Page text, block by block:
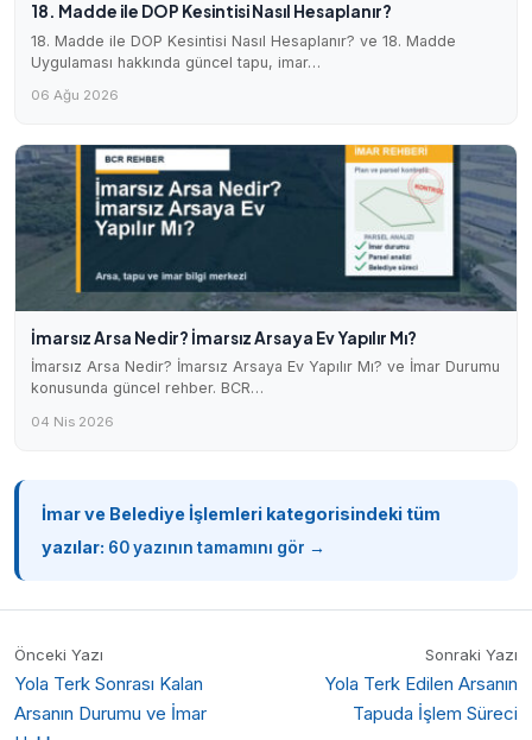
18. Madde ile DOP Kesintisi Nasıl Hesaplanır?
18. Madde ile DOP Kesintisi Nasıl Hesaplanır? ve 18. Madde
Uygulaması hakkında güncel tapu, imar…
06 Ağu 2026
İmarsız Arsa Nedir? İmarsız Arsaya Ev Yapılır Mı?
İmarsız Arsa Nedir? İmarsız Arsaya Ev Yapılır Mı? ve İmar Durumu
konusunda güncel rehber. BCR…
04 Nis 2026
İmar ve Belediye İşlemleri kategorisindeki tüm
yazılar: 60 yazının tamamını gör →
Önceki Yazı
Yola Terk Sonrası Kalan
Arsanın Durumu ve İmar
Sonraki Yazı
Yola Terk Edilen Arsanın
Tapuda İşlem Süreci